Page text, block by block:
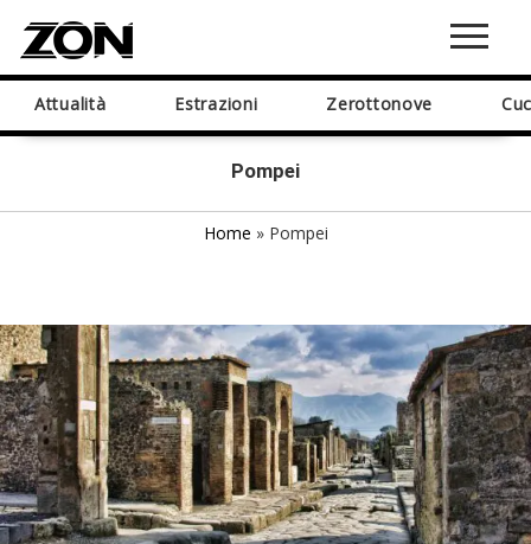
Attualità Estrazioni Zerottonove
Pompei
Home » Pompei